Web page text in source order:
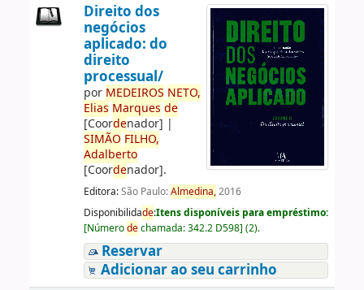
Direito dos
negócios
aplicado: do
direito
processual/
por MEDEIROS NETO,
Elias Marques de
[Coordenador] |
SIMÃO FILHO,
Adalberto
[Coordenador].
Editora:São Paulo:Almedina,2016
Disponibilidade:Itens disponíveis para empréstimo:
[Númerodechamada:342.2 D598] (2).
Reservar
Adicionar ao seu carrinho